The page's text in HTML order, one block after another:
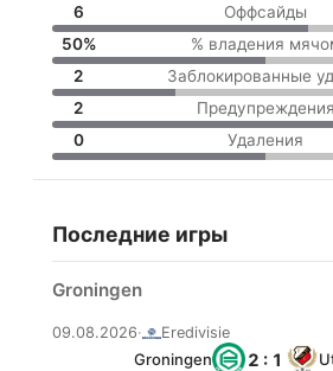
6
Оффсайды
50%
% владения
2
Заблокированные
2
Предупреждения
0
Удаления
Последние игры
Groningen
09.08.2026· Eredivisie
Groningen 2 : 1